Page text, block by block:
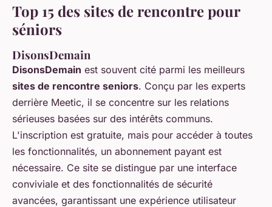
Top 15 des sites de rencontre pour
séniors
DisonsDemain
DisonsDemain est souvent cité parmi les meilleurs
sites de rencontre seniors. Conçu par les experts
derrière Meetic, il se concentre sur les relations
sérieuses basées sur des intérêts communs.
L'inscription est gratuite, mais pour accéder à toutes
les fonctionnalités, un abonnement payant est
nécessaire. Ce site se distingue par une interface
conviviale et des fonctionnalités de sécurité
avancées, garantissant une expérience utilisateur